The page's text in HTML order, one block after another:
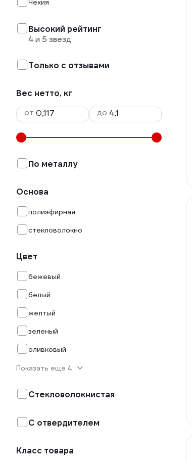
Чехия
Высокий рейтинг
4 и 5 звезд
Только с отзывами
Вес нетто, кг
от
до
По металлу
Основа
полиэфирная
стекловолокно
Цвет
бежевый
белый
желтый
зеленый
оливковый
Показать еще 4
Стекловолокнистая
С отвердителем
Класс товара